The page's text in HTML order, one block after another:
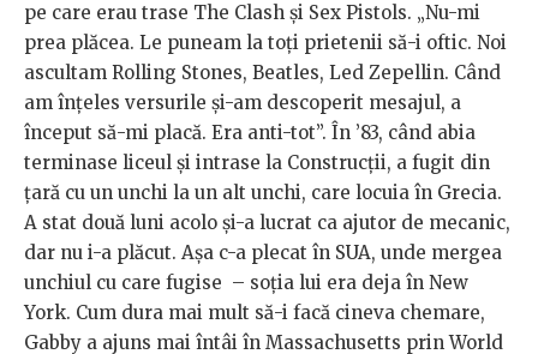
pe care erau trase The Clash şi Sex Pistols. „Nu-mi
prea plăcea. Le puneam la toţi prietenii să-i oftic. Noi
ascultam Rolling Stones, Beatles, Led Zepellin. Când
am înţeles versurile şi-am descoperit mesajul, a
început să-mi placă. Era anti-tot”. În ’83, când abia
terminase liceul şi intrase la Construcţii, a fugit din
ţară cu un unchi la un alt unchi, care locuia în Grecia.
A stat două luni acolo şi-a lucrat ca ajutor de mecanic,
dar nu i-a plăcut. Aşa c-a plecat în SUA, unde mergea
unchiul cu care fugise – soția lui era deja în New
York. Cum dura mai mult să-i facă cineva chemare,
Gabby a ajuns mai întâi în Massachusetts prin World